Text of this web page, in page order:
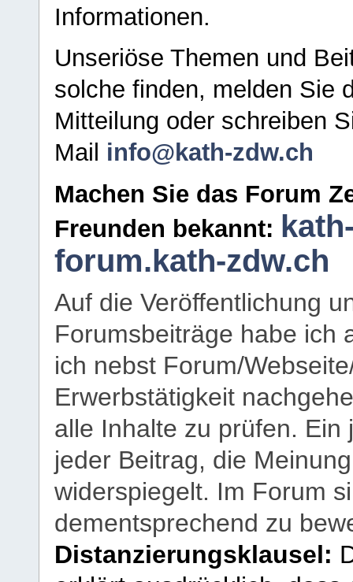
Informationen.
Unseriöse Themen und
solche finden, melden Sie
Mitteilung oder schreiben
Mail info@kath-zdw.ch
Machen Sie das Forum
Freunden bekannt:
forum.kath-zdw.ch
Auf die Veröffentlichung
Forumsbeiträge habe ich
ich nebst Forum/
Erwerbstätigkeit
alle Inhalte zu prüfen.
jeder Beitrag, die
widerspiegelt. Im Forum
dementsprechend zu
Distanzierungsklausel: